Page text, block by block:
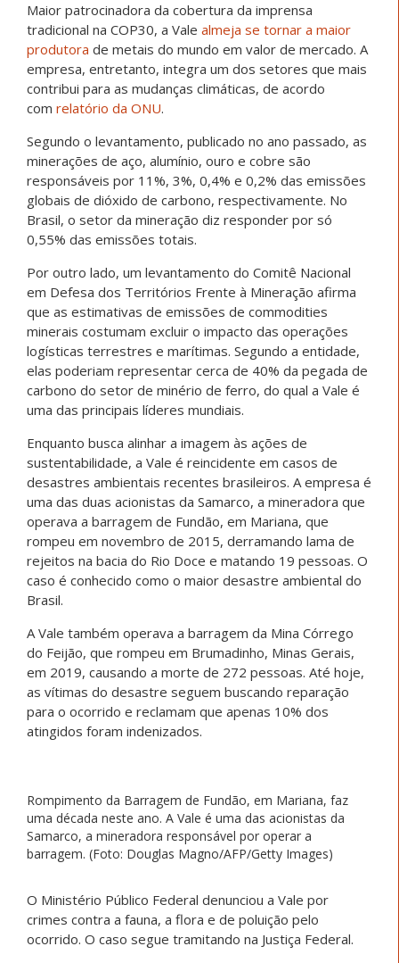
Maior patrocinadora da cobertura da imprensa
tradicional na COP30, a Vale almeja se tornar a maior
produtora de metais do mundo em valor de mercado. A
empresa, entretanto, integra um dos setores que mais
contribui para as mudanças climáticas, de acordo
com relatório da ONU.
Segundo o levantamento, publicado no ano passado, as
minerações de aço, alumínio, ouro e cobre são
responsáveis por 11%, 3%, 0,4% e 0,2% das emissões
globais de dióxido de carbono, respectivamente. No
Brasil, o setor da mineração diz responder por só
0,55% das emissões totais.
Por outro lado, um levantamento do Comitê Nacional
em Defesa dos Territórios Frente à Mineração afirma
que as estimativas de emissões de commodities
minerais costumam excluir o impacto das operações
logísticas terrestres e marítimas. Segundo a entidade,
elas poderiam representar cerca de 40% da pegada de
carbono do setor de minério de ferro, do qual a Vale é
uma das principais líderes mundiais.
Enquanto busca alinhar a imagem às ações de
sustentabilidade, a Vale é reincidente em casos de
desastres ambientais recentes brasileiros. A empresa é
uma das duas acionistas da Samarco, a mineradora que
operava a barragem de Fundão, em Mariana, que
rompeu em novembro de 2015, derramando lama de
rejeitos na bacia do Rio Doce e matando 19 pessoas. O
caso é conhecido como o maior desastre ambiental do
Brasil.
A Vale também operava a barragem da Mina Córrego
do Feijão, que rompeu em Brumadinho, Minas Gerais,
em 2019, causando a morte de 272 pessoas. Até hoje,
as vítimas do desastre seguem buscando reparação
para o ocorrido e reclamam que apenas 10% dos
atingidos foram indenizados.
Rompimento da Barragem de Fundão, em Mariana, faz
uma década neste ano. A Vale é uma das acionistas da
Samarco, a mineradora responsável por operar a
barragem. (Foto: Douglas Magno/AFP/Getty Images)
O Ministério Público Federal denunciou a Vale por
crimes contra a fauna, a flora e de poluição pelo
ocorrido. O caso segue tramitando na Justiça Federal.